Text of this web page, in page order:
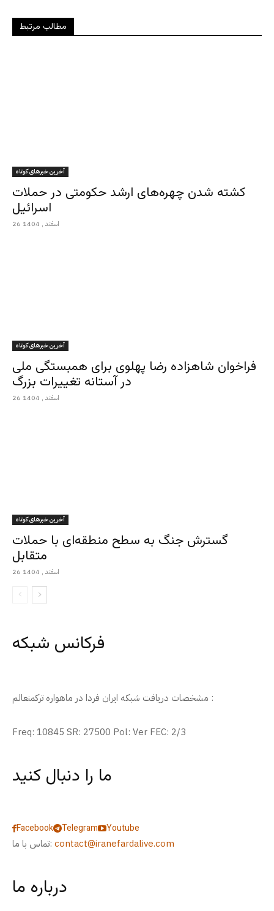
مطالب مرتبط
آخرین خبرهای کوتاه
کشته شدن چهره‌های ارشد حکومتی در حملات
اسرائیل
26 اسفند , 1404
آخرین خبرهای کوتاه
فراخوان شاهزاده رضا پهلوی برای همبستگی ملی
در آستانه تغییرات بزرگ
26 اسفند , 1404
آخرین خبرهای کوتاه
گسترش جنگ به سطح منطقه‌ای با حملات
متقابل
26 اسفند , 1404
فرکانس شبکه
مشخصات دریافت شبکه ایران فردا در ماهواره ترکمنعالم :
Freq: 10845 SR: 27500 Pol: Ver FEC: 2/3
ما را دنبال کنید
Facebook Telegram
Youtube
تماس با ما: contact@iranefardalive.com
درباره ما